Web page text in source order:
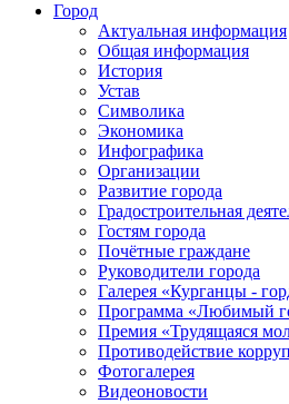
Город
Актуальная информация
Общая информация
История
Устав
Символика
Экономика
Инфографика
Организации
Развитие города
Градостроительная
Гостям города
Почётные граждане
Руководители города
Галерея «Курганцы -
Программа «Любимый
Премия «Трудящаяся
Противодействие
Фотогалерея
Видеоновости